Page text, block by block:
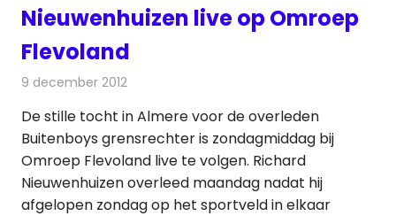
Nieuwenhuizen live op Omroep
Flevoland
9 december 2012
De stille tocht in Almere voor de overleden
Buitenboys grensrechter is zondagmiddag bij
Omroep Flevoland live te volgen. Richard
Nieuwenhuizen overleed maandag nadat hij
afgelopen zondag op het sportveld in elkaar